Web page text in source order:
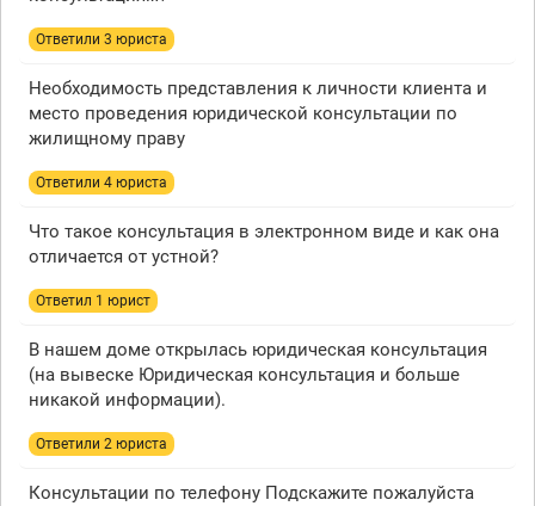
Ответили 3 юристa
Необходимость представления к личности клиента и
место проведения юридической консультации по
жилищному праву
Ответили 4 юристa
Что такое консультация в электронном виде и как она
отличается от устной?
Ответил 1 юрист
В нашем доме открылась юридическая консультация
(на вывеске Юридическая консультация и больше
никакой информации).
Ответили 2 юристa
Консультации по телефону Подскажите пожалуйста